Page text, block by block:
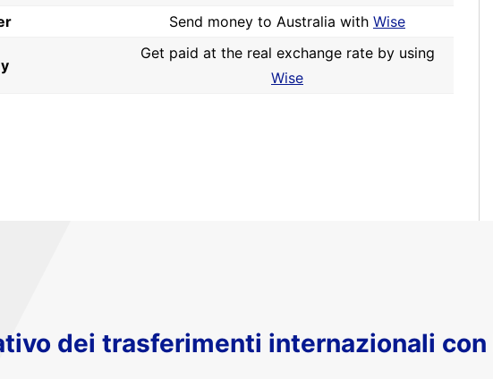
Send money to Australia with Wise
Get paid at the real exchange rate by using
Wise
dei trasferimenti internazionali con